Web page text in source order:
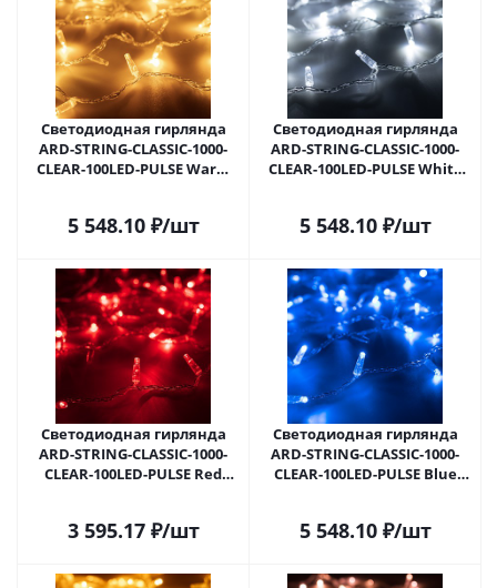
Светодиодная гирлянда
ARD-STRING-CLASSIC-1000-
CLEAR-100LED-PULSE Warm
5 548.10₽/шт
Светодиодная гирлянда
ARD-STRING-CLASSIC-1000-
CLEAR-100LED-PULSE White
5 548.10₽/шт
Светодиодная гирлянда
ARD-STRING-CLASSIC-1000-
CLEAR-100LED-PULSE Red
3 595.17₽/шт
Светодиодная гирлянда
ARD-STRING-CLASSIC-1000-
CLEAR-100LED-PULSE Blue
5 548.10₽/шт